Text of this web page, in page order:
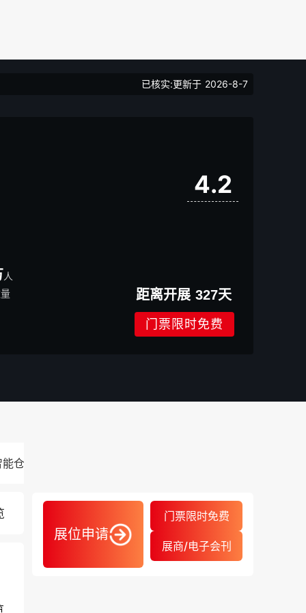
已核实:更新于 2026-8-7
人
4.2
距离开展 327天
门票限时免费
仓储展览会
展位申请
门票限时免费
展商/电子会刊